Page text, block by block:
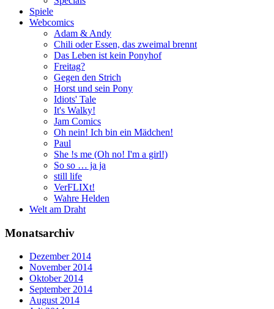
Spiele
Webcomics
Adam & Andy
Chili oder Essen, das zweimal brennt
Das Leben ist kein Ponyhof
Freitag?
Gegen den Strich
Horst und sein Pony
Idiots' Tale
It's Walky!
Jam Comics
Oh nein! Ich bin ein Mädchen!
Paul
She !s me (Oh no! I'm a girl!)
So so … ja ja
still life
VerFLIXt!
Wahre Helden
Welt am Draht
Monatsarchiv
Dezember 2014
November 2014
Oktober 2014
September 2014
August 2014